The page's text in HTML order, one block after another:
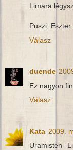
Limara
Puszi: Eszter
Válasz
duende
Ez nagyon
Válasz
Kata 2009.
Uramisten